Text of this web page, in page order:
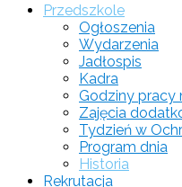
Przedszkole
Ogłoszenia
Wydarzenia
Jadłospis
Kadra
Godziny pracy
Zajęcia
Tydzień w
Program dnia
Historia
Rekrutacja